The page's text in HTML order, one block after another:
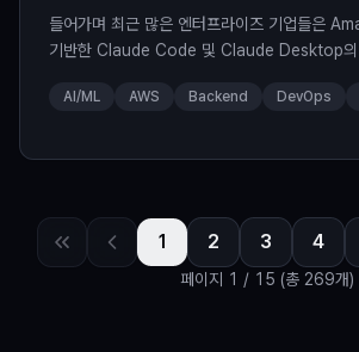
들어가며 최근 많은 엔터프라이즈 기업들은
기반한 Claude Code 및 Claude Desktop의
사용자의 데이터를 모델 학습에 재활용하지 않
습니다. 또한 기존 AWS 계정·IAM 권한 체계를
AI/ML AWS Backend DevOps
1 2 3 4
페이지 1 / 15 (총 269개)